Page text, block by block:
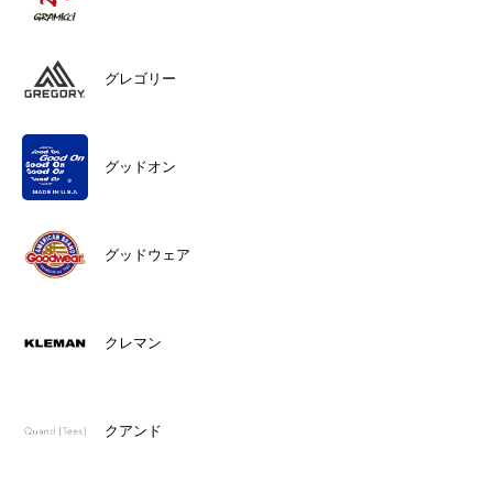
グレゴリー
グッドオン
グッドウェア
クレマン
クアンド